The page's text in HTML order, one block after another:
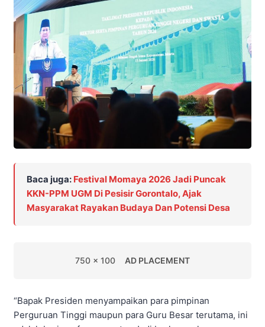
Baca juga: Festival Momaya 2026 Jadi Puncak
KKN-PPM UGM Di Pesisir Gorontalo, Ajak
Masyarakat Rayakan Budaya Dan Potensi Desa
750 x 100 AD PLACEMENT
“Bapak Presiden menyampaikan para pimpinan
Perguruan Tinggi maupun para Guru Besar terutama, ini